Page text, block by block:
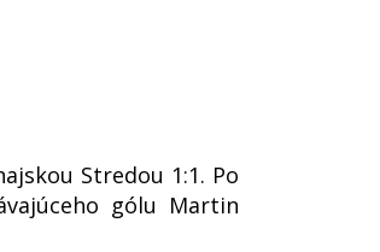
Stredou 1:1. Po
gólu Martin